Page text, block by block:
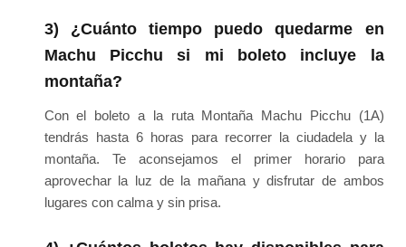
3) ¿Cuánto tiempo puedo quedarme en
Machu Picchu si mi boleto incluye la
montaña?
Con el boleto a la ruta Montaña Machu Picchu (1A)
tendrás hasta 6 horas para recorrer la ciudadela y la
montaña. Te aconsejamos el primer horario para
aprovechar la luz de la mañana y disfrutar de ambos
lugares con calma y sin prisa.